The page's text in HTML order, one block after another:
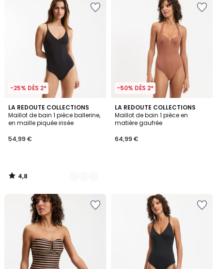
-25% DÈS 2*
LA REDOUTE COLLECTIONS
Maillot de bain 1 pièce ballerine,
en maille piquée irisée
54,99 €
4,8
/ 5
2
Couleurs
4,8
/
-50% DÈS 2*
LA REDOUTE COLLECTIONS
Maillot de bain 1 pièce en
matière gaufrée
64,99 €